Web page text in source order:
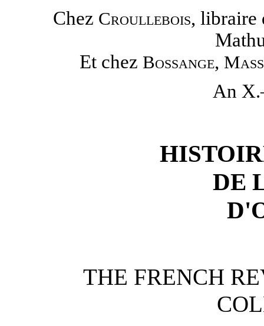
Chez Croullebois, libraire
Et chez Bossange,
An
DE
THE FRENCH